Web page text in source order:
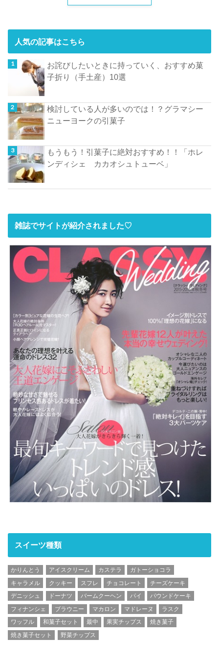
人気の記事はこちら
お詫びしたいときに持っていく、おすすめ菓
子折り（手土産）10選
検討している人が多いのでは！？グラマシー
ニューヨークの引菓子
もうもう！引菓子に絶対おすすめ！！「ホレ
ンディシェ カカオシュトューベ」
雑誌でサイトが紹介されました♡
スイーツ種類
かりんとう アイスクリーム カステラ
ガトーショコラ
キャラメル
クッキー スフレ チョコレート
チーズケーキ
デニッシュ
ドーナツ バームクーヘン パイ
パウンドケーキ
フィナンシェ
ブラウニー マカロン マドレーヌ
ラスク
ワッフル
和菓子セット 最中 果実チップス
焼き菓子
焼き菓子セット
野菜チップス